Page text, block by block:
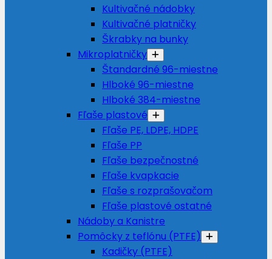
Kultivačné nádobky
Kultivačné platničky
Škrabky na bunky
Mikroplatničky
Štandardné 96-miestne
Hlboké 96-miestne
Hlboké 384-miestne
Fľaše plastové
Fľaše PE, LDPE, HDPE
Fľaše PP
Fľaše bezpečnostné
Fľaše kvapkacie
Fľaše s rozprašovačom
Fľaše plastové ostatné
Nádoby a Kanistre
Pomôcky z teflónu (PTFE)
Kadičky (PTFE)